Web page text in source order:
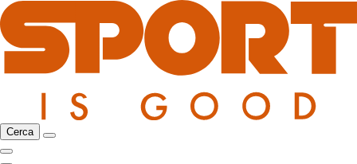
Cerca